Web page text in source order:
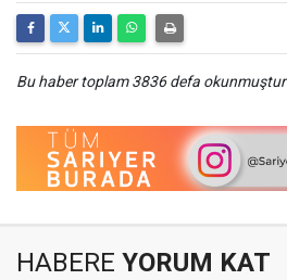
Bu haber toplam 3836 defa okunmuştur
HABERE YORUM KAT